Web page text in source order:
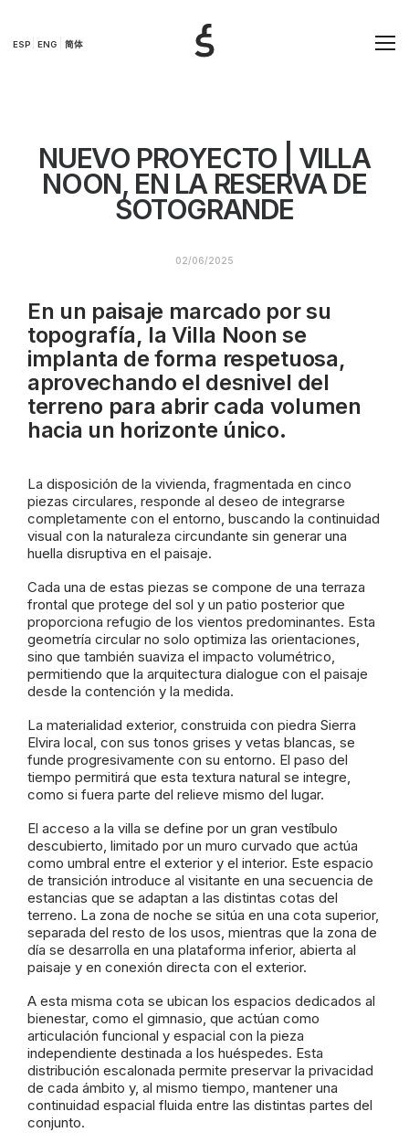
ESP ENG 简体
NUEVO PROYECTO | VILLA
NOON, EN LA RESERVA DE
SOTOGRANDE
02/06/2025
En un paisaje marcado por su
topografía, la Villa Noon se
implanta de forma respetuosa,
aprovechando el desnivel del
terreno para abrir cada volumen
hacia un horizonte único.
La disposición de la vivienda, fragmentada en cinco
piezas circulares, responde al deseo de integrarse
completamente con el entorno, buscando la continuidad
visual con la naturaleza circundante sin generar una
huella disruptiva en el paisaje.
Cada una de estas piezas se compone de una terraza
frontal que protege del sol y un patio posterior que
proporciona refugio de los vientos predominantes. Esta
geometría circular no solo optimiza las orientaciones,
sino que también suaviza el impacto volumétrico,
permitiendo que la arquitectura dialogue con el paisaje
desde la contención y la medida.
La materialidad exterior, construida con piedra Sierra
Elvira local, con sus tonos grises y vetas blancas, se
funde progresivamente con su entorno. El paso del
tiempo permitirá que esta textura natural se integre,
como si fuera parte del relieve mismo del lugar.
El acceso a la villa se define por un gran vestíbulo
descubierto, limitado por un muro curvado que actúa
como umbral entre el exterior y el interior. Este espacio
de transición introduce al visitante en una secuencia de
estancias que se adaptan a las distintas cotas del
terreno. La zona de noche se sitúa en una cota superior,
separada del resto de los usos, mientras que la zona de
día se desarrolla en una plataforma inferior, abierta al
paisaje y en conexión directa con el exterior.
A esta misma cota se ubican los espacios dedicados al
bienestar, como el gimnasio, que actúan como
articulación funcional y espacial con la pieza
independiente destinada a los huéspedes. Esta
distribución escalonada permite preservar la privacidad
de cada ámbito y, al mismo tiempo, mantener una
continuidad espacial fluida entre las distintas partes del
conjunto.